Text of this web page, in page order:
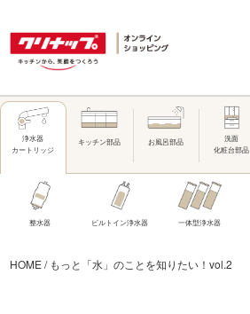
浄水器
カートリッジ
キッチン部品 お風呂部品
洗面
化粧台部品
整水器 ビルトイン浄水器 一体型浄水器
HOME/ もっと「水」のことを知りたい！vol.2